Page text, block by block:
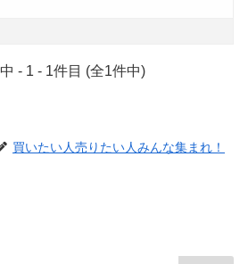
- 1 - 1件目 (全1件中)
買いたい人売りたい人みんな集まれ！